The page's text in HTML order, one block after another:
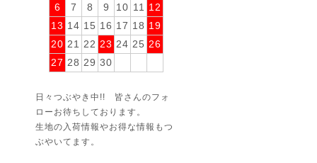
6
7 8 9 10 11 12
13 14 15 16 17 18 19
20 21 22 23 24 25 26
27 28 29 30
日々つぶやき中!! 皆さんのフォ
ローお待ちしております。
生地の入荷情報やお得な情報もつ
ぶやいてます。